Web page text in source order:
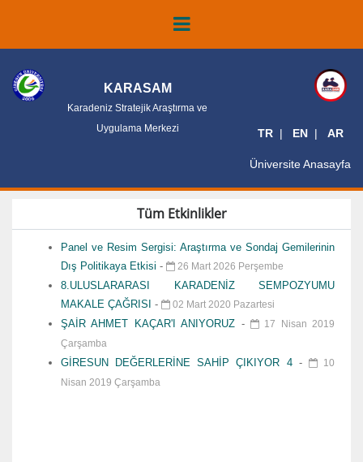
KARASAM
Karadeniz Stratejik Araştırma ve
Uygulama Merkezi
TR EN AR
Üniversite Anasayfa
Tüm Etkinlikler
Panel ve Resim Sergisi: Araştırma ve Sondaj Gemilerinin
Dış Politikaya Etkisi - 26 Mart 2026 Perşembe
8.ULUSLARARASI KARADENİZ SEMPOZYUMU
MAKALE ÇAĞRISI - 02 Mart 2020 Pazartesi
ŞAİR AHMET KAÇAR'I ANIYORUZ -
17 Nisan 2019
Çarşamba
GİRESUN DEĞERLERİNE SAHİP ÇIKIYOR 4 -
10
Nisan 2019 Çarşamba